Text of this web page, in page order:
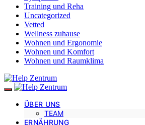
Training und Reha
Uncategorized
Vetted
Wellness zuhause
Wohnen und Ergonomie
Wohnen und Komfort
Wohnen und Raumklima
ÜBER UNS
TEAM
ERNÄHRUNG